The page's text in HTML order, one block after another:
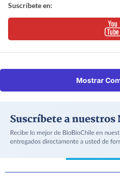
Suscríbete en:
Mostrar